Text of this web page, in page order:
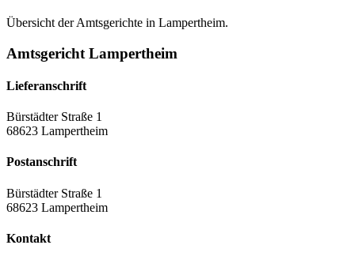
Übersicht der Amtsgerichte in Lampertheim.
Amtsgericht Lampertheim
Lieferanschrift
Bürstädter Straße 1
68623 Lampertheim
Postanschrift
Bürstädter Straße 1
68623 Lampertheim
Kontakt